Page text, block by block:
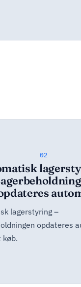
02
lagerstyring –
opdateres
køb.